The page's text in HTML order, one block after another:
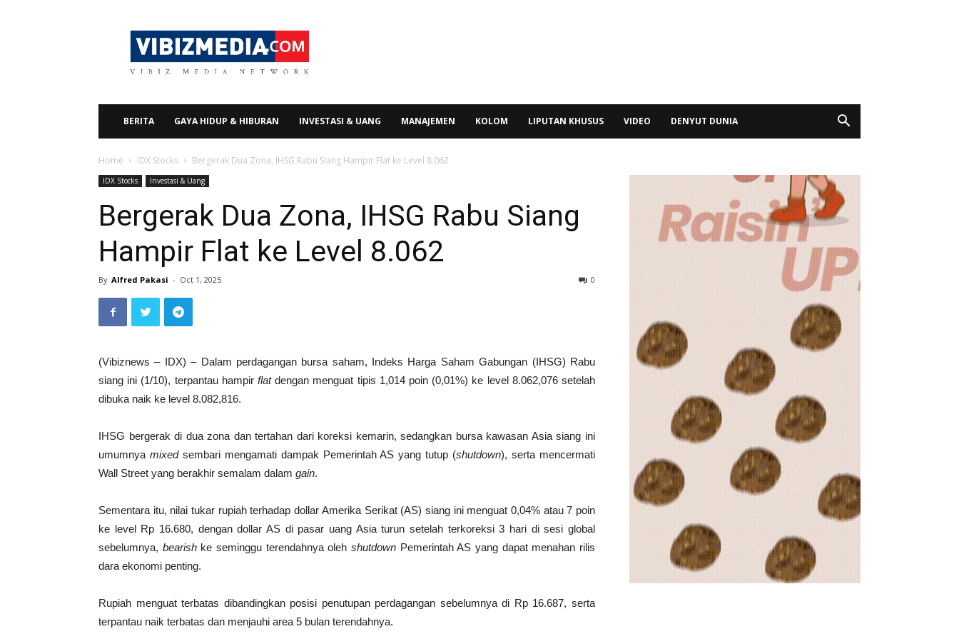
Vibizmedia.com
BERITA GAYA HIDUP & HIBURAN INVESTASI & UANG MANAJEMEN KOLOM LIPUTAN KHUSUS VIDEO DENYUT DUNIA
Home IDX Stocks Bergerak Dua Zona, IHSG Rabu Siang Hampir Flat ke Level 8.062
IDX Stocks Investasi & Uang
Bergerak Dua Zona, IHSG Rabu Siang
Hampir Flat ke Level 8.062
By Alfred Pakasi - Oct 1, 2025 0
(Vibiznews – IDX) – Dalam perdagangan bursa saham, Indeks Harga Saham Gabungan (IHSG) Rabu
siang ini (1/10), terpantau hampir flatdengan menguat tipis 1,014 poin (0,01%) ke level 8.062,076 setelah
dibuka naik ke level 8.082,816.
IHSG bergerak di dua zona dan tertahan dari koreksi kemarin, sedangkan bursa kawasan Asia siang ini
umumnya mixedsembari mengamati dampak Pemerintah AS yang tutup (shutdown), serta mencermati
Wall Street yang berakhir semalam dalam gain.
Sementara itu, nilai tukar rupiah terhadap dollar Amerika Serikat (AS) siang ini menguat 0,04% atau 7 poin
ke level Rp 16.680, dengan dollar AS di pasar uang Asia turun setelah terkoreksi 3 hari di sesi global
sebelumnya, bearish ke seminggu terendahnya olehshutdown Pemerintah AS yang dapat menahan rilis
dara ekonomi penting.
Rupiah menguat terbatas dibandingkan posisi penutupan perdagangan sebelumnya di Rp 16.687, serta
terpantau naik terbatas dan menjauhi area 5 bulan terendahnya.